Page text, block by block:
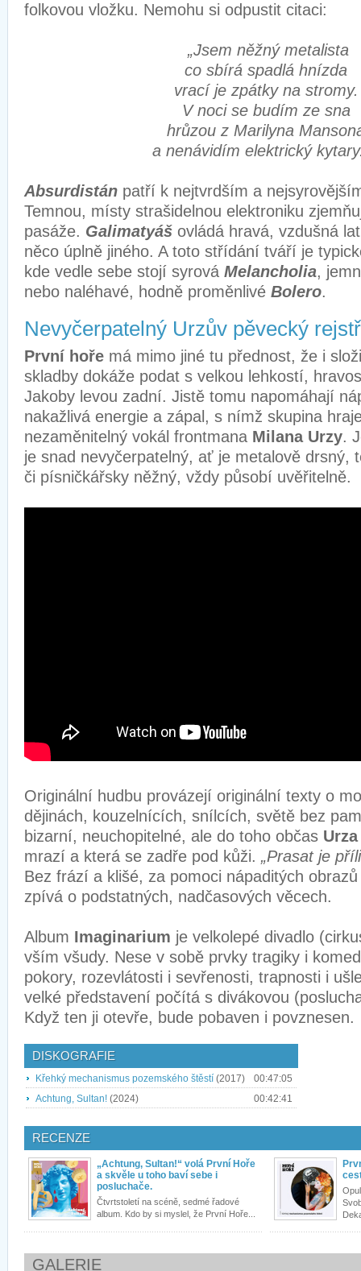
folkovou vložku. Nemohu si odpustit citaci:
„Jsem něžný metalista
co sbírá spadlá hnízda
vrací je zpátky na stromy.
V noci se budím ze sna
hrůzou z Marilyna
a nenávidím elektrický
Absurdistán patří k nejtvrdším a
Temnou, místy strašidelnou elektroniku
pasáže. Galimatyáš ovládá hravá, vzdušná
něco úplně jiného. A toto střídání tváří je
kde vedle sebe stojí syrová Melancholia,
nebo naléhavé, hodně proměnlivé Bolero.
Nevyčerpatelný Urzův pěvecký
První hoře má mimo jiné tu přednost, že i
skladby dokáže podat s velkou lehkostí,
Jakoby levou zadní. Jistě tomu napomáhají
nakažlivá energie a zápal, s nímž skupina
nezaměnitelný vokál frontmana Milana Urzy.
je snad nevyčerpatelný, ať je metalově drsný,
či písničkářsky něžný, vždy působí uvěřitelně.
Originální hudbu provázejí originální texty o
dějinách, kouzelnících, snílcích, světě bez
bizarní, neuchopitelné, ale do toho občas Urza
mrazí a která se zadře pod kůži. „Prasat je
Bez frází a klišé, za pomoci nápaditých
zpívá o podstatných, nadčasových věcech.
Album Imaginarium je velkolepé divadlo
vším všudy. Nese v sobě prvky tragiky i
pokory, rozevlátosti i sevřenosti, trapnosti i
velké představení počítá s divákovou
Když ten ji otevře, bude pobaven i povznesen.
DISKOGRAFIE
Křehký mechanismus pozemského štěstí (2017)
00:47:05
Achtung, Sultan! (2024) 00:42:41
RECENZE
„Achtung, Sultan!“ volá První Hoře
a skvěle u toho baví sebe i
posluchače.
Čtvrtstoletí na scéně, sedmé řadové
album. Kdo by si myslel, že První Hoře...
GALERIE